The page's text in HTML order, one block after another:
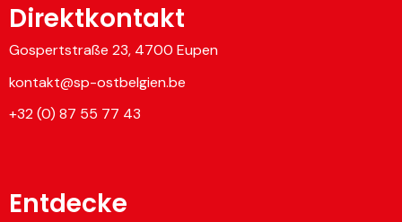
Direktkontakt
Gospertstraße 23, 4700 Eupen
kontakt@sp-ostbelgien.be
+32 (0) 87 55 77 43
Entdecke